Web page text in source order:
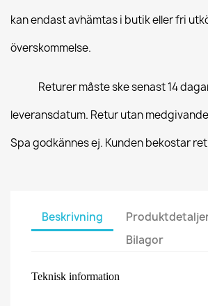
kan endast avhämtas i butik eller fri
överskommelse.
Returer måste ske senast 14
leveransdatum. Retur utan
Spa godkännes ej. Kunden bekostar
Beskrivning
Bilagor
Teknisk information